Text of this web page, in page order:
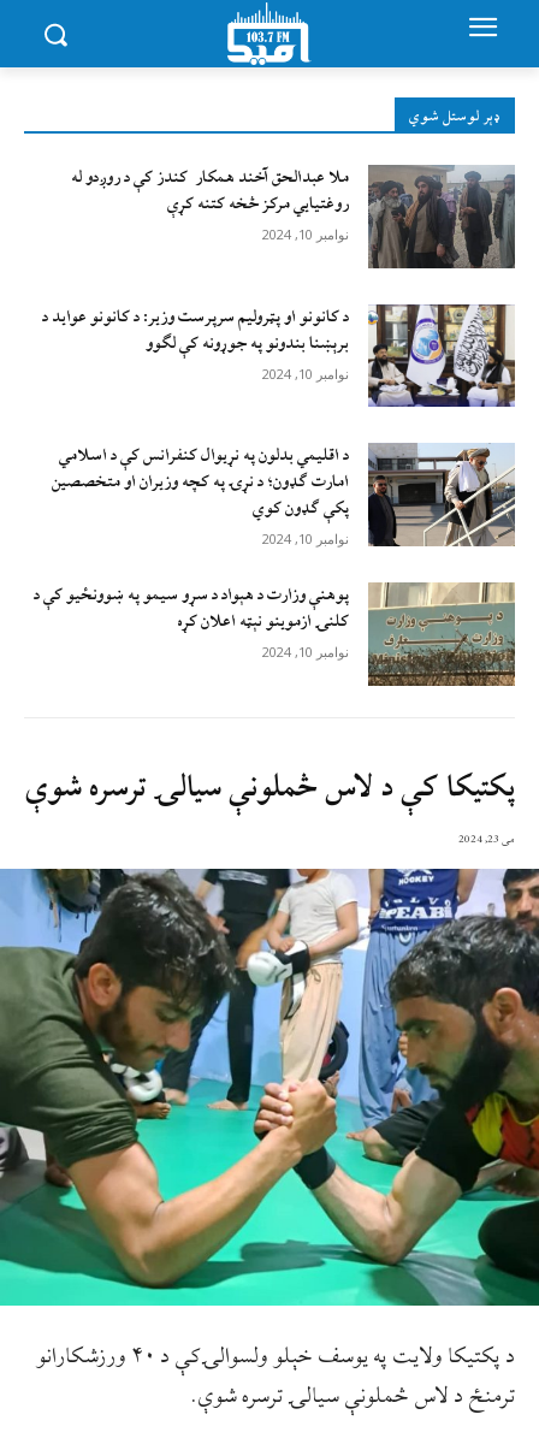
ډېر لوستل شوي
ملا عبدالحق آخند همکار کندز کې د روږدو له
روغتیایي مرکز څخه کتنه کړې
نوامبر 10, 2024
د کانونو او پټرولیم سرپرست وزیر: د کانونو عواید د
برېښنا بندونو په جوړونه کې لګوو
نوامبر 10, 2024
د اقليمي بدلون په نړيوال کنفرانس کې د اسلامي
امارت ګډون؛ د نړۍ په کچه وزيران او متخصصين
پکې ګډون کوي
نوامبر 10, 2024
پوهنې وزارت د هېواد د سړو سيمو په ښوونځيو کې د
کلنۍ ازموينو نېټه اعلان کړه
نوامبر 10, 2024
پکتیکا کې د لاس څملونې سیالۍ ترسره شوې
می 23, 2024
د پکتیکا ولایت په یوسف خېلو ولسوالۍکې د ۴۰ ورزشکارانو
ترمنځ د لاس څملونې سیالۍ ترسره شوې.